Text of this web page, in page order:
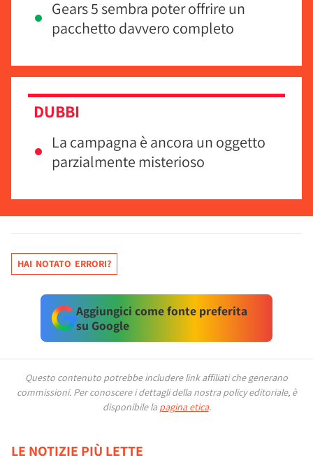
Gears 5 sembra poter offrire un
pacchetto davvero completo
DUBBI
La campagna è ancora un oggetto
parzialmente misterioso
HAI NOTATO ERRORI?
Aggiungici come fonte preferita
su Google
Questo contenuto potrebbe includere link affiliati che generano
commissioni. Per conoscere i dettagli della nostra policy editoriale, è
disponibile la pagina etica.
LE NOTIZIE PIÙ LETTE